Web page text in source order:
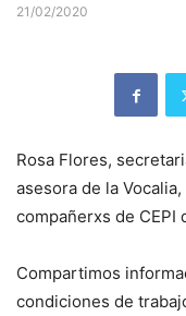
21/02/2020
Rosa Flores,
asesora de la
compañerxs de CEPI
Compartimos
condiciones de